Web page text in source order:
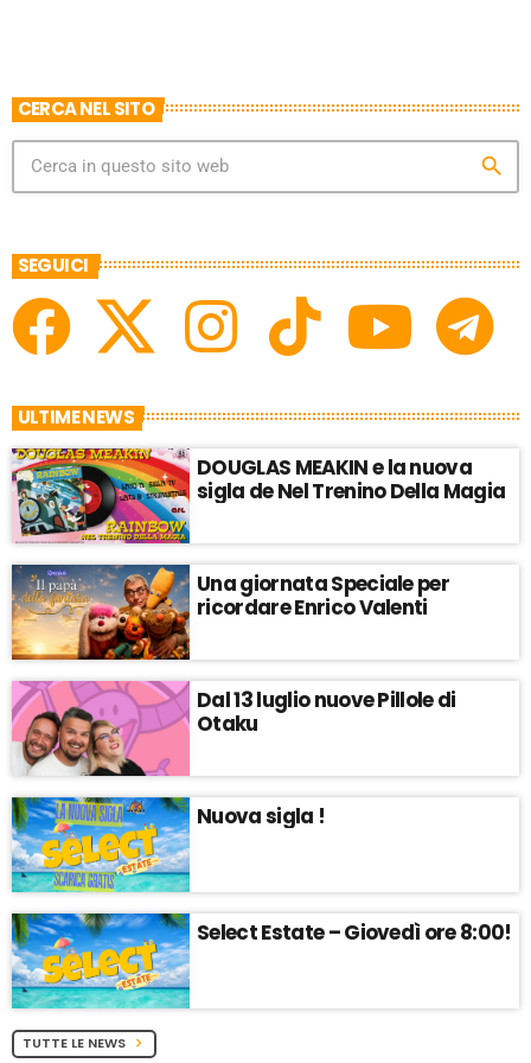
CERCA NEL SITO
search
SEGUICI
ULTIME NEWS
DOUGLAS MEAKIN e la nuova
sigla de Nel Trenino Della Magia
Una giornata Speciale per
ricordare Enrico Valenti
Dal 13 luglio nuove Pillole di
Otaku
Nuova sigla !
Select Estate – Giovedì ore 8:00!
TUTTE LE NEWS chevron_right